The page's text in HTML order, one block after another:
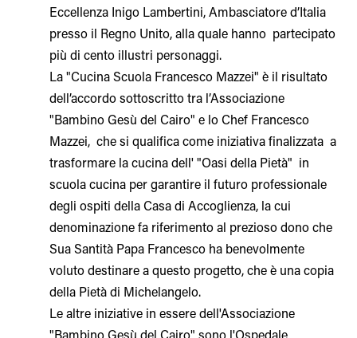
Eccellenza Inigo Lambertini, Ambasciatore d’Italia
presso il Regno Unito, alla quale hanno partecipato
più di cento illustri personaggi.
La "Cucina Scuola Francesco Mazzei" è il risultato
dell’accordo sottoscritto tra l’Associazione
"Bambino Gesù del Cairo" e lo Chef Francesco
Mazzei, che si qualifica come iniziativa finalizzata a
trasformare la cucina dell' "Oasi della Pietà" in
scuola cucina per garantire il futuro professionale
degli ospiti della Casa di Accoglienza, la cui
denominazione fa riferimento al prezioso dono che
Sua Santità Papa Francesco ha benevolmente
voluto destinare a questo progetto, che è una copia
della Pietà di Michelangelo.
Le altre iniziative in essere dell'Associazione